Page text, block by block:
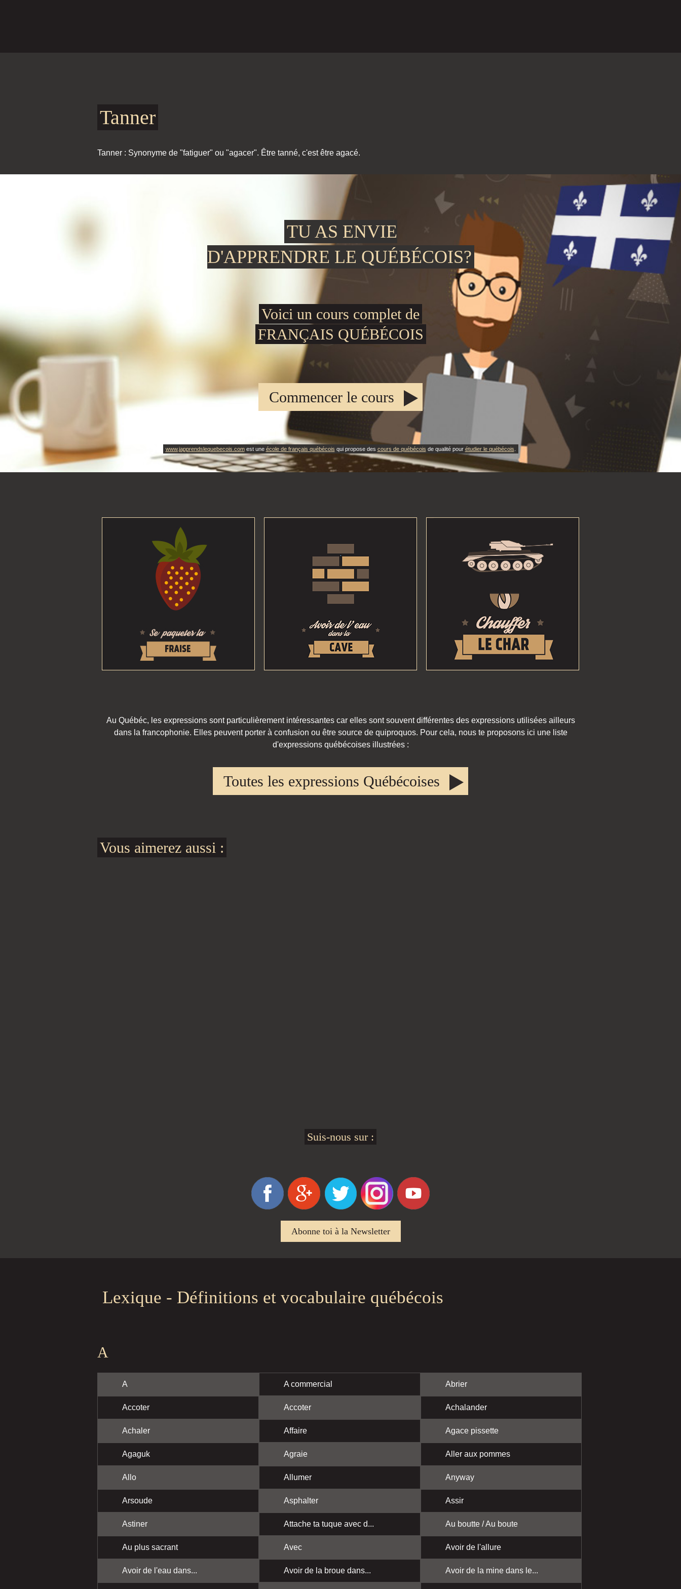
Tanner
Tanner : Synonyme de "fatiguer" ou "agacer". Être tanné, c'est être agacé.
TU AS ENVIE
D'APPRENDRE LE QUÉBÉCOIS?
Voici un cours complet de
FRANÇAIS QUÉBÉCOIS
Commencer le cours
www.japprendslequebecois.comest une école de français québécois qui propose des cours de québécois de qualité pour étudier le québécois
Au Québéc, les expressions sont particulièrement intéressantes car elles sont souvent différentes des expressions utilisées ailleurs
dans la francophonie. Elles peuvent porter à confusion ou être source de quiproquos. Pour cela, nous te proposons ici une liste
d'expressions québécoises illustrées :
Toutes les expressions Québécoises
Vous aimerez aussi :
Suis-nous sur :
Abonne toi à la Newsletter
Lexique - Définitions et vocabulaire québécois
A
A A commercial Abrier
Accoter Accoter Achalander
Achaler Affaire Agace pissette
Agaguk Agraie Aller aux pommes
Allo Allumer Anyway
Arsoude Asphalter Assir
Astiner Attache ta tuque avec d... Au boutte / Au boute
Au plus sacrant Avec Avoir de l'allure
Avoir de l'eau dans... Avoir de la broue dans... Avoir de la mine dans le...